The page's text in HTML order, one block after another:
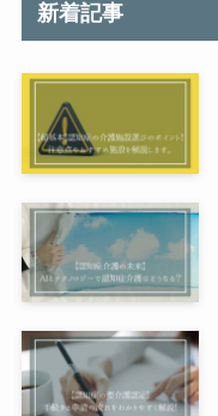
新着記事